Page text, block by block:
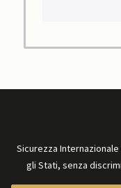
Sicurezza
gli Stati, senza